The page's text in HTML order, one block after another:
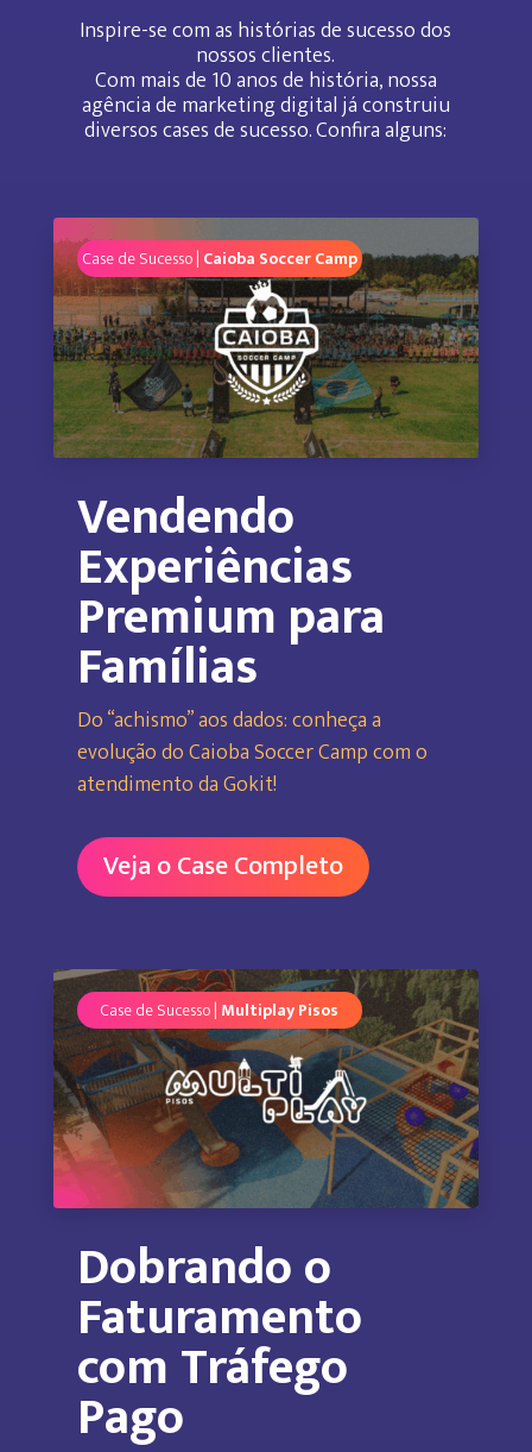
Inspire-se com as histórias de sucesso dos
nossos clientes.
Com mais de 10 anos de história, nossa
agência de marketing digital já construiu
diversos cases de sucesso. Confira alguns:
Case de Sucesso | Caioba Soccer Camp
Vendendo
Experiências
Premium para
Famílias
Do “achismo” aos dados: conheça a
evolução do Caioba Soccer Camp com o
atendimento da Gokit!
Veja o Case Completo
Case de Sucesso | Multiplay Pisos
Dobrando o
Faturamento
com Tráfego
Pago